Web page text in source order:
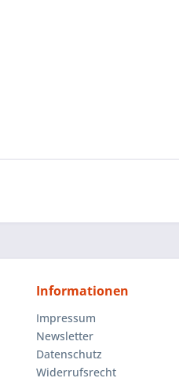
Informationen
Impressum
Newsletter
Datenschutz
Widerrufsrecht